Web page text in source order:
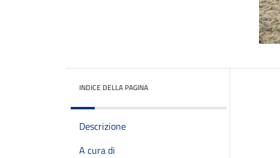
INDICE DELLA PAGINA
Descrizione
A cura di